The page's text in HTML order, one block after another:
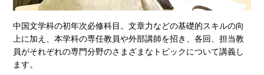
中国文学科の初年次必修科目。文章力などの基礎的スキルの向
上に加え、本学科の専任教員や外部講師を招き、各回、担当教
員がそれぞれの専門分野のさまざまなトピックについて講義し
ます。